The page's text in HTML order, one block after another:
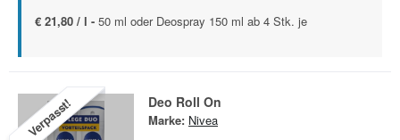
€ 21,80 / l - 50 ml oder Deospray 150 ml ab 4 Stk. je
Verpasst! Deo Roll On
Marke: Nivea